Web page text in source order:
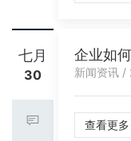
七月
30
企业如
新闻资讯
查看更多